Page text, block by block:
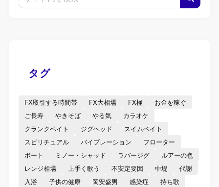
タグ
FX取引する時間帯 FX大相場 FX極
お金を稼ぐ
ご長寿
やきそば やる気
カラオケ
クランクベイト
ジグヘッド
スイムベイト
スピリチュアル
バイブレーション
フローター
ボート
ミノー・シャッド ラバージグ
ルアーの色
レンジ相場
上手く歌う 不安定要因 中堤
代謝
入浴
子供の健康 岡安盛男 感染症
持ち歌